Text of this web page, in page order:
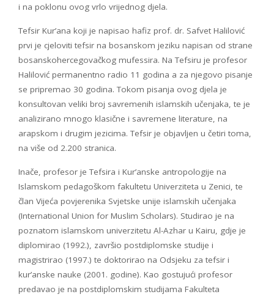
i na poklonu ovog vrlo vrijednog djela.
Tefsir Kur’ana koji je napisao hafiz prof. dr. Safvet Halilović
prvi je cjeloviti tefsir na bosanskom jeziku napisan od strane
bosanskohercegovačkog mufessira. Na Tefsiru je profesor
Halilović permanentno radio 11 godina a za njegovo pisanje
se pripremao 30 godina. Tokom pisanja ovog djela je
konsultovan veliki broj savremenih islamskih učenjaka, te je
analizirano mnogo klasične i savremene literature, na
arapskom i drugim jezicima. Tefsir je objavljen u četiri toma,
na više od 2.200 stranica.
Inače, profesor je Tefsira i Kur’anske antropologije na
Islamskom pedagoškom fakultetu Univerziteta u Zenici, te
član Vijeća povjerenika Svjetske unije islamskih učenjaka
(International Union for Muslim Scholars). Studirao je na
poznatom islamskom univerzitetu Al-Azhar u Kairu, gdje je
diplomirao (1992.), završio postdiplomske studije i
magistrirao (1997.) te doktorirao na Odsjeku za tefsir i
kur’anske nauke (2001. godine). Kao gostujući profesor
predavao je na postdiplomskim studijama Fakulteta